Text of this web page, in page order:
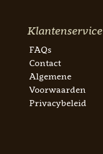
Klantenservice
FAQs
Contact
Algemene
Voorwaarden
Privacybeleid